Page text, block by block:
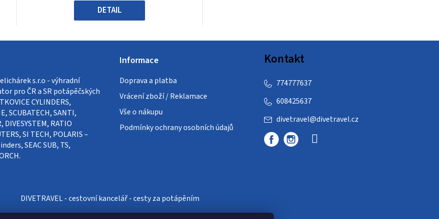
hvězdiček.
DETAIL
s.r.o - výhradní
pro ČR a SR potápěčských
CYLINDERS,
SCUBATECH, SANTI,
DIVESYSTEM, RATIO
SI TECH, POLARIS –
SEAC SUB, TS,
Informace
Doprava a platba
Vrácení zboží / Reklamace
Vše o nákupu
Podmínky ochrany osobních údajů
Kontakt
divetravel@divetravel.cz
608425637
774777637
DIVETRAVEL - cestovní kancelář - cesty za potápěním